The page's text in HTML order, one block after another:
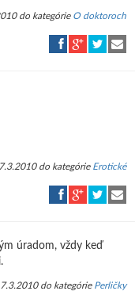
do kategórie O doktoroch
do kategórie Erotické
úradom, vždy keď
do kategórie Perličky